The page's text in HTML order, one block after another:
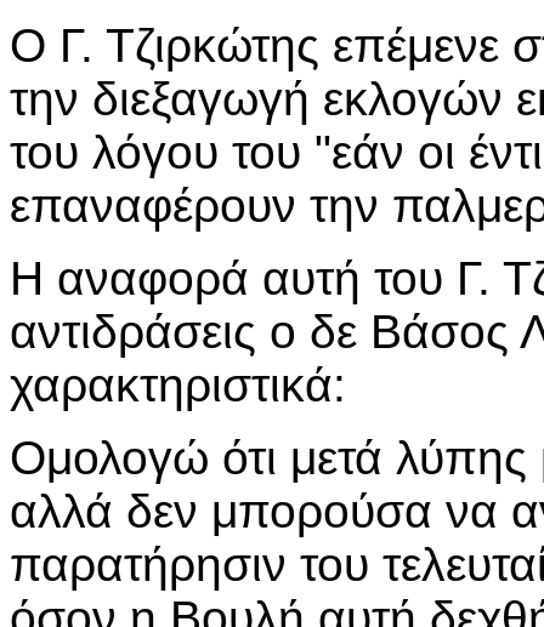
Ο Γ. Τζιρκώτης επέμενε
την διεξαγωγή εκλογών
του λόγου του "εάν οι
επαναφέρουν την
Η αναφορά αυτή του Γ.
αντιδράσεις ο δε Βάσος
χαρακτηριστικά:
Ομολογώ ότι μετά λύπης
αλλά δεν μπορούσα να
παρατήρησιν του